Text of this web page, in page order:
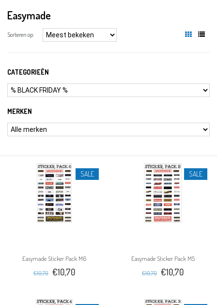
Easymade
Sorteren op:
CATEGORIEËN
MERKEN
SALE
Easymade Sticker Pack M6
€10,70 €10,70
SALE
Easymade Sticker Pack M5
€10,70 €10,70